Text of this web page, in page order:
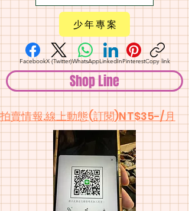
少 年 專 案
FacebookX (Twitter)WhatsAppLinkedInPinterestCopy link
Shop Line
​拍賣情報.線上動態(訂閱)NT$35-/月